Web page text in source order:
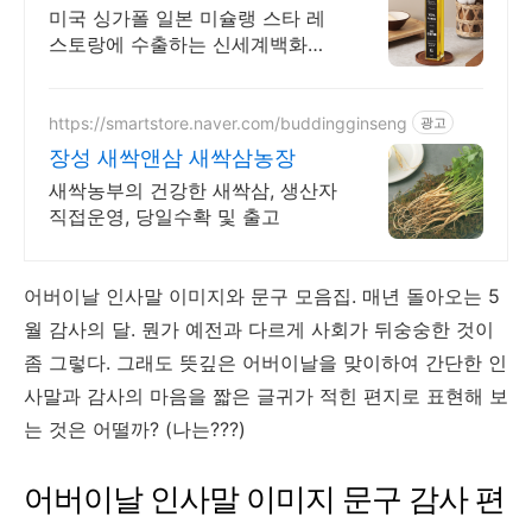
세계백화점 명절 대표상품
미국 싱가폴 일본 미슐랭 스타 레
스토랑에 수출하는 신세계백화점
https://smartstore.naver.com/buddingginseng 광고
장성 새싹앤삼 새싹삼농장
새싹농부의 건강한 새싹삼, 생산자
직접운영, 당일수확 및 출고
어버이날 인사말 이미지와 문구 모음집. 매년 돌아오는 5
월 감사의 달. 뭔가 예전과 다르게 사회가 뒤숭숭한 것이
좀 그렇다. 그래도 뜻깊은 어버이날을 맞이하여 간단한 인
사말과 감사의 마음을 짧은 글귀가 적힌 편지로 표현해 보
는 것은 어떨까? (나는???)
어버이날 인사말 이미지 문구 감사 편